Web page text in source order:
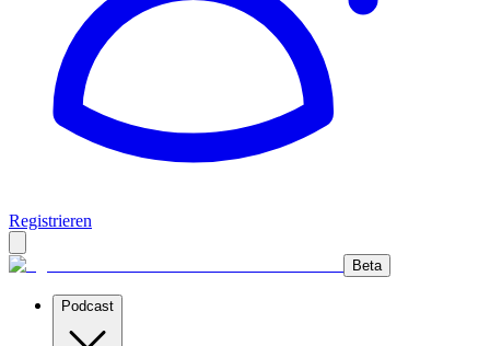
Registrieren
Beta
Podcast